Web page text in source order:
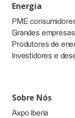
Energia
PME
Grandes empresas
Produtores de
Investidores e
Sobre Nós
Axpo Iberia